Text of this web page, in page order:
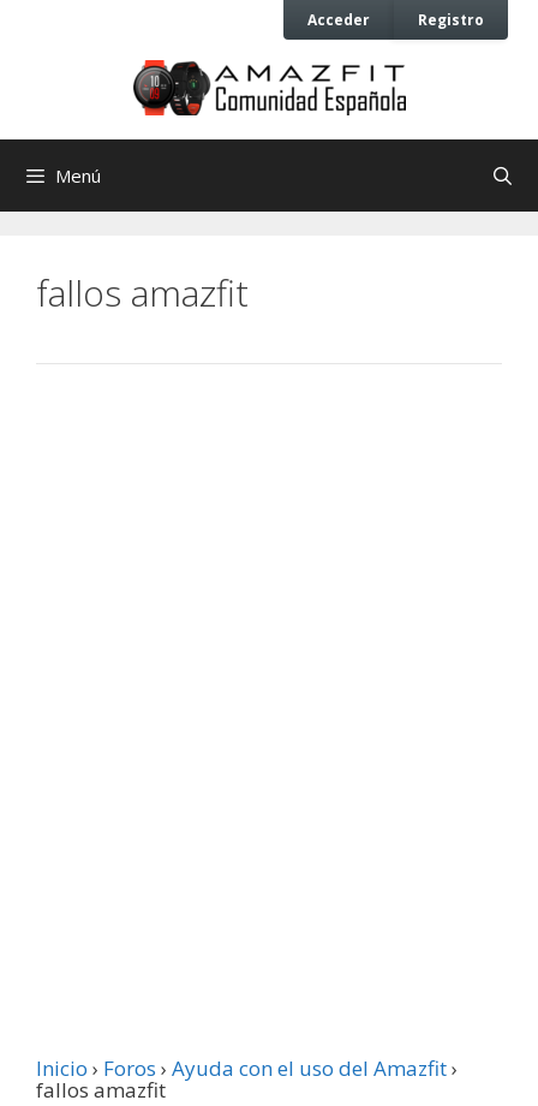
Acceder Registro
Menú
fallos amazfit
Inicio › Foros › Ayuda con el uso del Amazfit›
fallos amazfit